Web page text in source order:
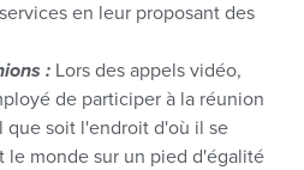
en leur proposant des
: Lors des appels vidéo,
de participer à la réunion
que soit l'endroit d'où il se
le monde sur un pied d'égalité